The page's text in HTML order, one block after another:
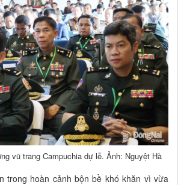
vũ trang Campuchia dự lễ. Ảnh: Nguyệt Hà
trong hoàn cảnh bộn bề khó khăn vì vừa